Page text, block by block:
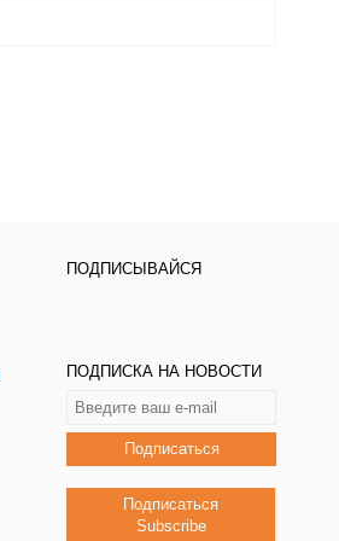
ПОДПИСЫВАЙСЯ
ПОДПИСКА НА НОВОСТИ
Подписаться
Подписаться
Subscribe